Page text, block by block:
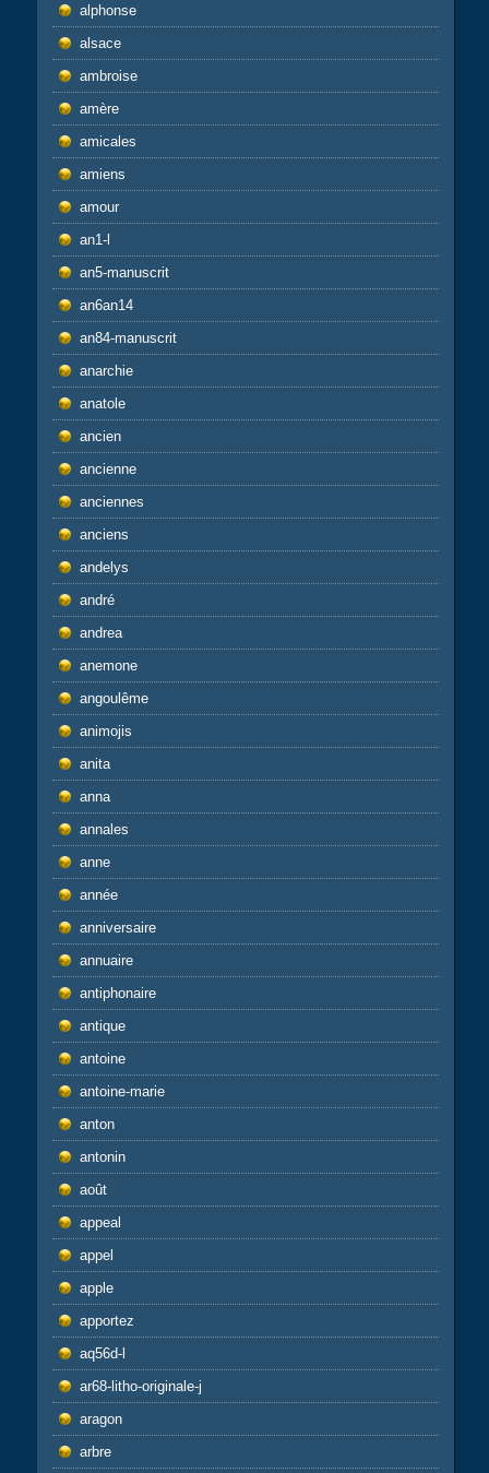
alphonse
alsace
ambroise
amère
amicales
amiens
amour
an1-l
an5-manuscrit
an6an14
an84-manuscrit
anarchie
anatole
ancien
ancienne
anciennes
anciens
andelys
andré
andrea
anemone
angoulême
animojis
anita
anna
annales
anne
année
anniversaire
annuaire
antiphonaire
antique
antoine
antoine-marie
anton
antonin
août
appeal
appel
apple
apportez
aq56d-l
ar68-litho-originale-j
aragon
arbre